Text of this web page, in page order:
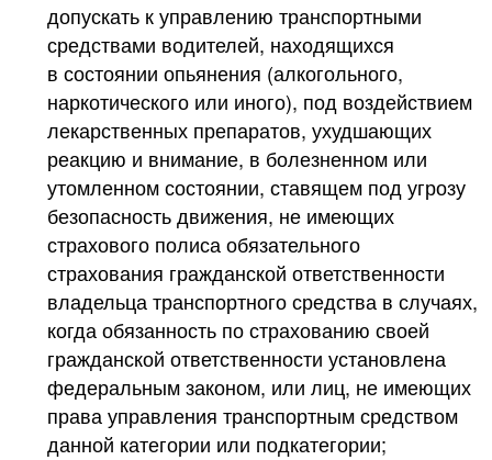
допускать к управлению транспортными
средствами водителей, находящихся
в состоянии опьянения (алкогольного,
наркотического или иного), под воздействием
лекарственных препаратов, ухудшающих
реакцию и внимание, в болезненном или
утомленном состоянии, ставящем под угрозу
безопасность движения, не имеющих
страхового полиса обязательного
страхования гражданской ответственности
владельца транспортного средства в случаях,
когда обязанность по страхованию своей
гражданской ответственности установлена
федеральным законом, или лиц, не имеющих
права управления транспортным средством
данной категории или подкатегории;